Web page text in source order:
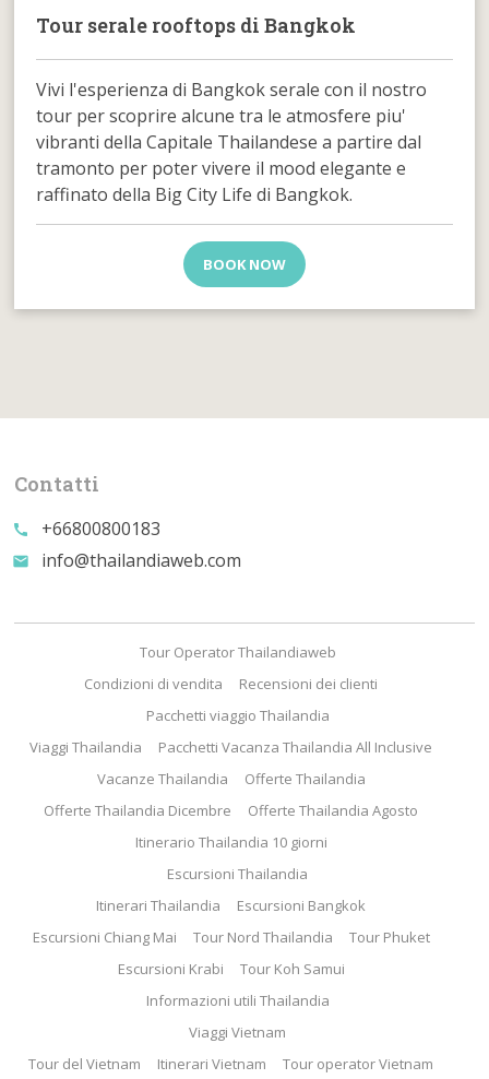
Tour serale rooftops di Bangkok
Vivi l'esperienza di Bangkok serale con il nostro
tour per scoprire alcune tra le atmosfere piu'
vibranti della Capitale Thailandese a partire dal
tramonto per poter vivere il mood elegante e
raffinato della Big City Life di Bangkok.
BOOK NOW
Contatti
call +66800800183
email info@thailandiaweb.com
Tour Operator Thailandiaweb
Condizioni di vendita
Recensioni dei clienti
Pacchetti viaggio Thailandia
Viaggi Thailandia
Pacchetti Vacanza Thailandia All Inclusive
Vacanze Thailandia
Offerte Thailandia
Offerte Thailandia Dicembre
Offerte Thailandia Agosto
Itinerario Thailandia 10 giorni
Escursioni Thailandia
Itinerari Thailandia
Escursioni Bangkok
Escursioni Chiang Mai
Tour Nord Thailandia
Tour Phuket
Escursioni Krabi
Tour Koh Samui
Informazioni utili Thailandia
Viaggi Vietnam
Tour del Vietnam
Itinerari Vietnam Tour operator Vietnam